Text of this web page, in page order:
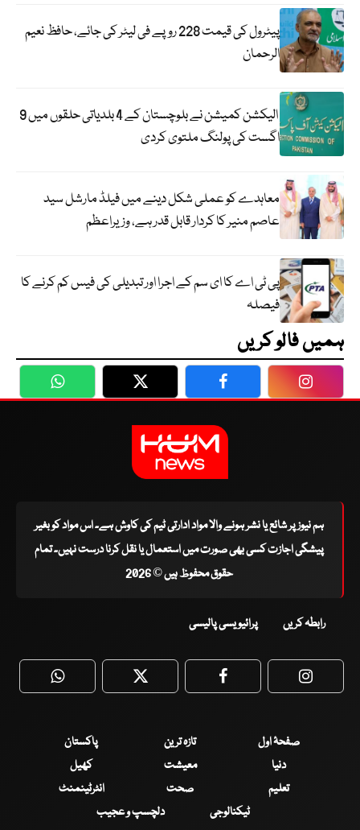
پیٹرول کی قیمت 228 روپے فی لیٹر کی جائے، حافظ نعیم
الرحمان
الیکشن کمیشن نے بلوچستان کے 4 بلدیاتی حلقوں میں 9
اگست کی پولنگ ملتوی کردی
معاہدے کو عملی شکل دینے میں فیلڈ مارشل سید
عاصم منیر کا کردار قابل قدر ہے، وزیراعظم
پی ٹی اے کا ای سم کے اجرا اور تبدیلی کی فیس کم کرنے کا
فیصلہ
ہمیں فالو کریں
WhatsApp Twitter Facebook
ہم نیوز پر شائع یا نشر ہونے والا مواد ادارتی ٹیم کی کاوش ہے۔ اس مواد کو بغیر
پیشگی اجازت کسی بھی صورت میں استعمال یا نقل کرنا درست نہیں۔ تمام
حقوق محفوظ ہیں © 2026
رابطہ کریں پرائیویسی پالیسی
WhatsApp Twitter Facebook
صفحۂ اول تازہ ترین
پاکستان
دنیا
معیشت
کھیل
تعلیم
صحت
انٹرٹینمنٹ
ٹیکنالوجی
دلچسپ و عجیب